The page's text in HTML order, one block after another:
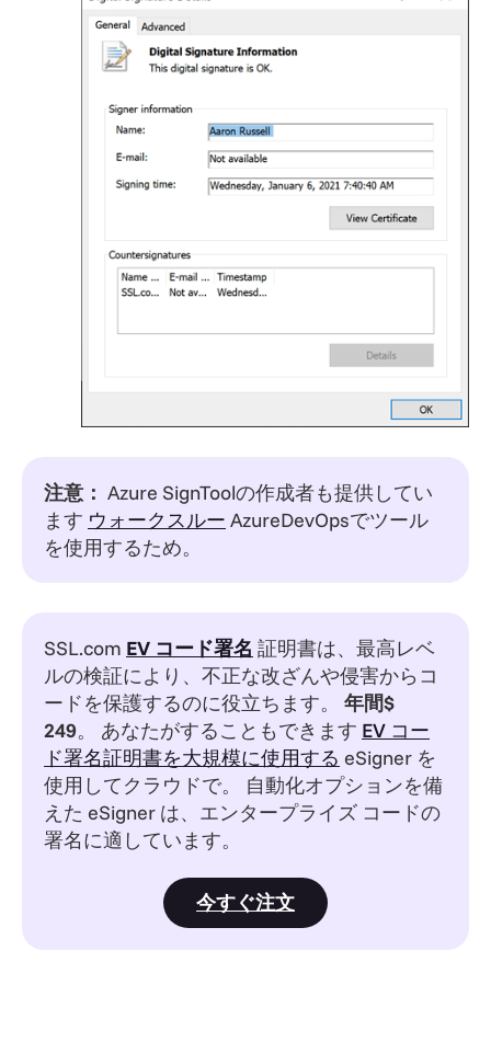
注意： Azure SignToolの作成者も提供してい
ます ウォークスルー AzureDevOpsでツール
を使用するため。
SSL.com EV コード署名 証明書は、最高レベ
ルの検証により、不正な改ざんや侵害からコ
ードを保護するのに役立ちます。 年間$
249。 あなたがすることもできます EV コー
ド署名証明書を大規模に使用する eSigner を
使用してクラウドで。 自動化オプションを備
えた eSigner は、エンタープライズ コードの
署名に適しています。
今すぐ注文